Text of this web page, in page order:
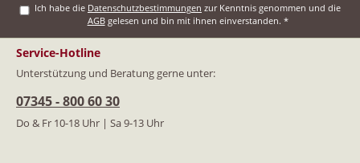
Ich habe die Datenschutzbestimmungen
zur Kenntnis genommen und die
AGBgelesen und bin mit ihnen einverstanden. *
Service-Hotline
Unterstützung und Beratung gerne unter:
07345 - 800 60 30
Do & Fr 10-18 Uhr | Sa 9-13 Uhr